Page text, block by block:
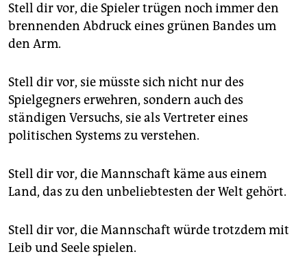
Stell dir vor, die Spieler trügen noch immer den
brennenden Abdruck eines grünen Bandes um
den Arm.
Stell dir vor, sie müsste sich nicht nur des
Spielgegners erwehren, sondern auch des
ständigen Versuchs, sie als Vertreter eines
politischen Systems zu verstehen.
Stell dir vor, die Mannschaft käme aus einem
Land, das zu den unbeliebtesten der Welt gehört.
Stell dir vor, die Mannschaft würde trotzdem mit
Leib und Seele spielen.